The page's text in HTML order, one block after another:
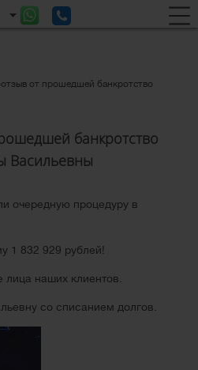
от прошедшей банкротство
банкротство
Васильевны
очередную процедуру в
1 832 929 рублей!
лица наших клиентов.
со списанием долгов.